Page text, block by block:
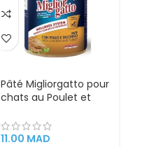
Pâté Migliorgatto pour
chats au Poulet et
Brutes Fibres
Alimentaires Oméga 3
11.00 MAD